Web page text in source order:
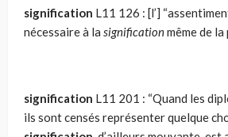
signification L11 126 : [l’]
nécessaire à la significationmême de
signification L11 201 : “Quand les
ils sont censés représenter quelque